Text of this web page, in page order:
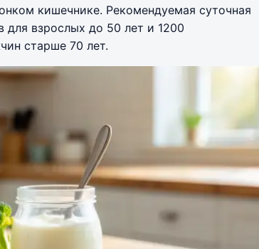
кишечнике. Рекомендуемая суточная
для взрослых до 50 лет и 1200
старше 70 лет.